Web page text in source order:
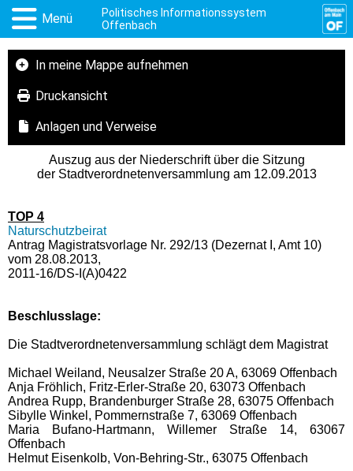
Menü
Politisches Informationssystem
Offenbach
In meine Mappe aufnehmen
Druckansicht
Anlagen und Verweise
Auszug aus der Niederschrift über die Sitzung
der Stadtverordnetenversammlung am 12.09.2013
TOP 4
Naturschutzbeirat
Antrag Magistratsvorlage Nr. 292/13 (Dezernat I, Amt 10)
vom 28.08.2013,
2011-16/DS-I(A)0422
Beschlusslage:
Die Stadtverordnetenversammlung schlägt dem Magistrat
Michael Weiland, Neusalzer Straße 20 A, 63069 Offenbach
Anja Fröhlich, Fritz-Erler-Straße 20, 63073 Offenbach
Andrea Rupp, Brandenburger Straße 28, 63075 Offenbach
Sibylle Winkel, Pommernstraße 7, 63069 Offenbach
Maria Bufano-Hartmann, Willemer Straße 14, 63067
Offenbach
Helmut Eisenkolb, Von-Behring-Str., 63075 Offenbach